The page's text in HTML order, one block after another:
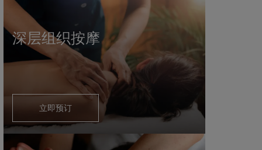
深层组织按摩
立即预订